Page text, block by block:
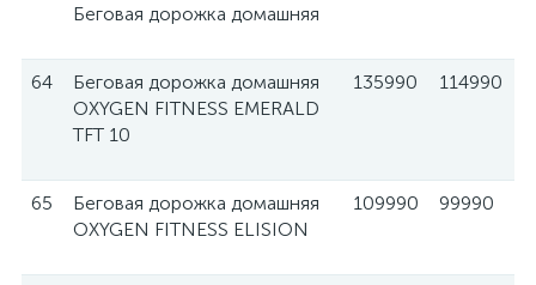
Беговая дорожка домашняя
64
Беговая дорожка домашняя
OXYGEN FITNESS EMERALD
TFT 10
135990 114990
65
Беговая дорожка домашняя
OXYGEN FITNESS ELISION
109990 99990